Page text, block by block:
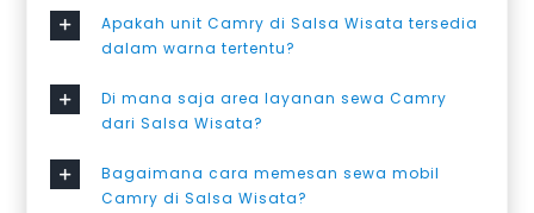
Apakah unit Camry di Salsa Wisata tersedia
dalam warna tertentu?
Di mana saja area layanan sewa Camry
dari Salsa Wisata?
Bagaimana cara memesan sewa mobil
Camry di Salsa Wisata?